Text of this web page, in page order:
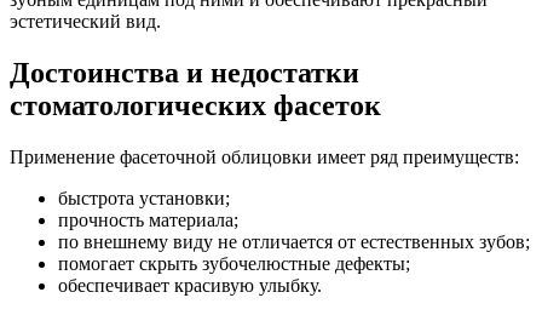
эстетический вид.
Достоинства и недостатки
стоматологических фасеток
Применение фасеточной облицовки имеет ряд преимуществ:
быстрота установки;
прочность материала;
по внешнему виду не отличается от естественных зубов;
помогает скрыть зубочелюстные дефекты;
обеспечивает красивую улыбку.